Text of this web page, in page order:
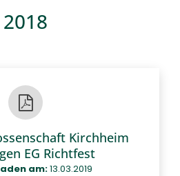
2018
Kirchheim
EG Richtfest
am:13.03.2019